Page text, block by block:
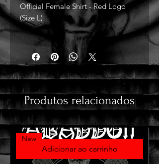
Official Female Shirt - Red Logo
(Size L)
Produtos relacionados
Adicionar ao carrinho
New